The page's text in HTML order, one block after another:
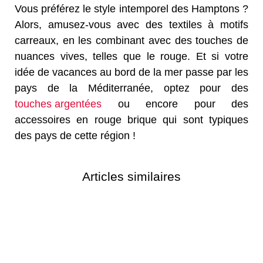
Vous préférez le style intemporel des Hamptons ?
Alors, amusez-vous avec des textiles à motifs
carreaux, en les combinant avec des touches de
nuances vives, telles que le rouge. Et si votre
idée de vacances au bord de la mer passe par les
pays de la Méditerranée, optez pour des
touches argentées ou encore pour des
accessoires en rouge brique qui sont typiques
des pays de cette région !
Articles similaires